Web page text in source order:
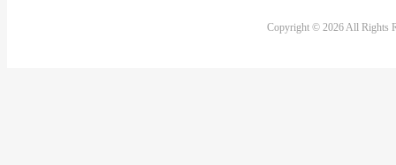
Copyright © 2026 All Rights